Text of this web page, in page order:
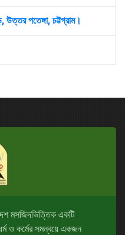
উত্তর পতেঙ্গা, চট্টগ্রাম।
মসজিদভিত্তিক একটি
ও কর্মের সমন্বয়ে একজন